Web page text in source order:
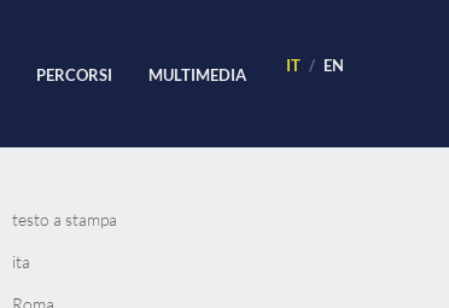
PERCORSI MULTIMEDIA IT EN
testo a stampa
ita
Roma